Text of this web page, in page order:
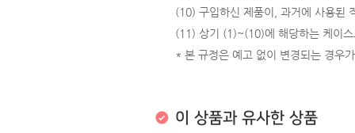
(10) 구입하신 제품이, 과거에 사용된
(11) 상기 (1)~(10)에 해당하는 케이
* 본 규정은 예고 없이 변경되는 경우
이 상품과 유사한 상품